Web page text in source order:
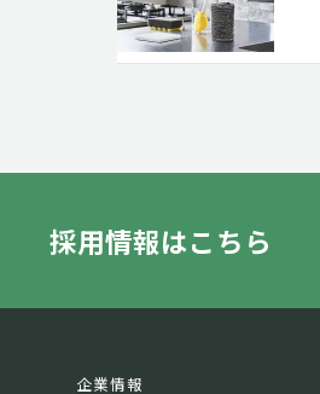
採用情報はこちら
企業情報